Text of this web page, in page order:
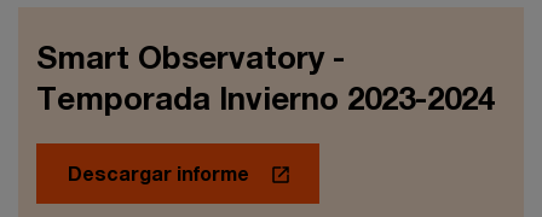
Smart Observatory -
Temporada Invierno 2023-2024
Descargar informe